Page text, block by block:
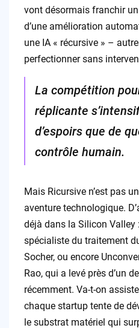
vont désormais franchir
d’une amélioration
une IA « récursive » –
perfectionner sans
La compétition
réplicante
d’espoirs que de
contrôle humain.
Mais Ricursive n’est pas
aventure technologique.
déjà dans la Silicon Valley
spécialiste du traitement
Socher, ou encore
Rao, qui a levé près d’un
récemment. Va-t-on
chaque startup tente de
le substrat matériel qui